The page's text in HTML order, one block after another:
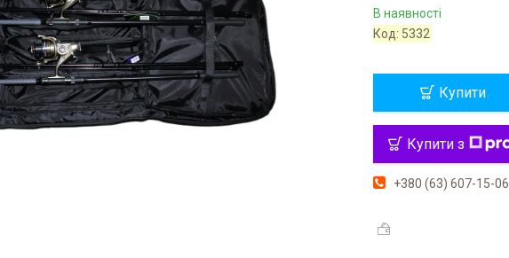
В наявності
Код: 5332
Купити
Купити з
+380 (63) 607-15-06